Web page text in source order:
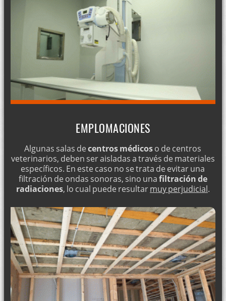
EMPLOMACIONES
Algunas salas decentros médicoso de centros
veterinarios, deben ser aisladas a través de materiales
específicos. En este caso no se trata de evitar una
filtración de ondas sonoras, sino unafiltración de
radiaciones, lo cual puede resultarmuy perjudicial.